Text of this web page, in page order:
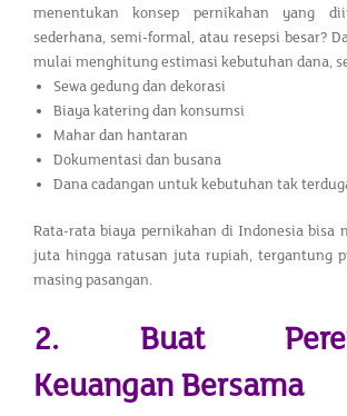
menentukan konsep pernikahan yang
sederhana, semi-formal, atau resepsi besar?
mulai menghitung estimasi kebutuhan dana,
Sewa gedung dan dekorasi
Biaya katering dan konsumsi
Mahar dan hantaran
Dokumentasi dan busana
Dana cadangan untuk kebutuhan tak
Rata-rata biaya pernikahan di Indonesia bisa
juta hingga ratusan juta rupiah, tergantung
masing pasangan.
2. Buat
Keuangan Bersama